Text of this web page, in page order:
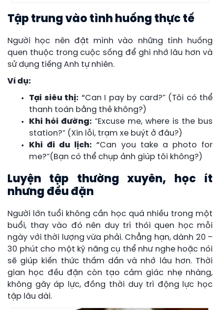
Tập trung vào tình huống thực tế
Người học nên đặt mình vào những tình huống
quen thuộc trong cuộc sống để ghi nhớ lâu hơn và
sử dụng tiếng Anh tự nhiên.
Ví dụ:
Tại siêu thị: “Can I pay by card?” (Tôi có thể
thanh toán bằng thẻ không?)
Khi hỏi đường: “Excuse me, where is the bus
station?” (Xin lỗi, trạm xe buýt ở đâu?)
Khi đi du lịch: “Can you take a photo for
me?”(Bạn có thể chụp ảnh giúp tôi không?)
Luyện tập thường xuyên, học ít
nhưng đều đặn
Người lớn tuổi không cần học quá nhiều trong một
buổi, thay vào đó nên duy trì thói quen học mỗi
ngày với thời lượng vừa phải. Chẳng hạn, dành 20 –
30 phút cho một kỹ năng cụ thể như nghe hoặc nói
sẽ giúp kiến thức thấm dần và nhớ lâu hơn. Thời
gian học đều đặn còn tạo cảm giác nhẹ nhàng,
không gây áp lực, đồng thời duy trì động lực học
tập lâu dài.